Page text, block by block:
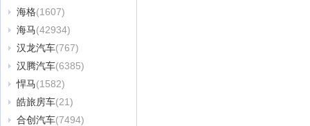
海格(1607)
海马(42934)
汉龙汽车(767)
汉腾汽车(6385)
悍马(1582)
皓旅房车(21)
合创汽车(7494)